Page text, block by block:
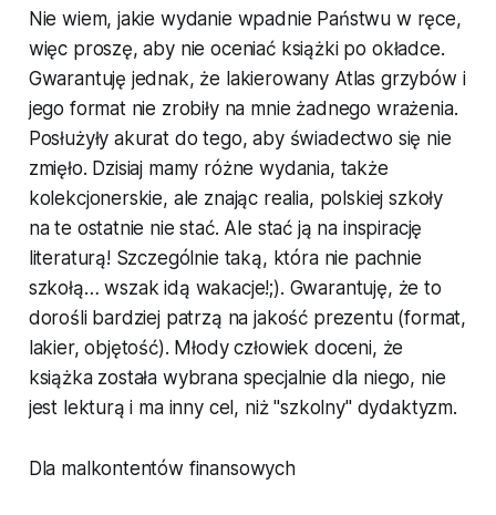
Nie wiem, jakie wydanie wpadnie Państwu w ręce,
więc proszę, aby nie oceniać książki po okładce.
Gwarantuję jednak, że lakierowany Atlas grzybów i
jego format nie zrobiły na mnie żadnego wrażenia.
Posłużyły akurat do tego, aby świadectwo się nie
zmięło. Dzisiaj mamy różne wydania, także
kolekcjonerskie, ale znając realia, polskiej szkoły
na te ostatnie nie stać. Ale stać ją na inspirację
literaturą! Szczególnie taką, która nie pachnie
szkołą… wszak idą wakacje!;). Gwarantuję, że to
dorośli bardziej patrzą na jakość prezentu (format,
lakier, objętość). Młody człowiek doceni, że
książka została wybrana specjalnie dla niego, nie
jest lekturą i ma inny cel, niż "szkolny" dydaktyzm.
Dla malkontentów finansowych